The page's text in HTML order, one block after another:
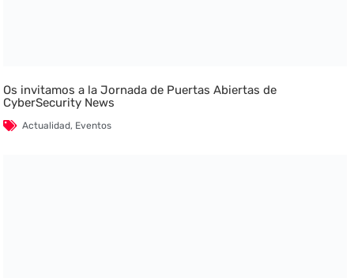
Os invitamos a la Jornada de Puertas Abiertas de
CyberSecurity News
Actualidad, Eventos